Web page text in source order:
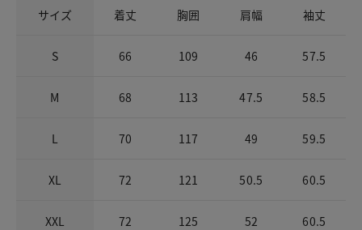
サイズ 着丈 胸囲 肩幅 袖丈
S 66 109 46 57.5
M 68 113 47.5 58.5
L 70 117 49 59.5
XL 72 121 50.5 60.5
XXL 72 125 52 60.5